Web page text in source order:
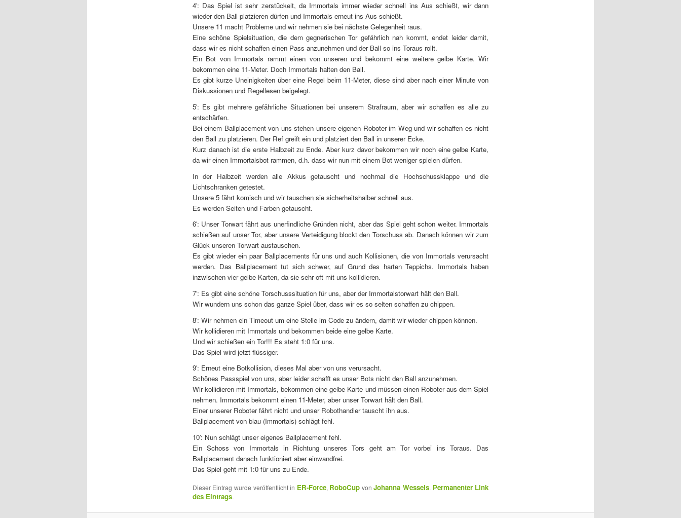
4′: Das Spiel ist sehr zerstückelt, da Immortals immer wieder schnell ins Aus schießt, wir dann
wieder den Ball platzieren dürfen und Immortals erneut ins Aus schießt.
Unsere 11 macht Probleme und wir nehmen sie bei nächste Gelegenheit raus.
Eine schöne Spielsituation, die dem gegnerischen Tor gefährlich nah kommt, endet leider damit,
dass wir es nicht schaffen einen Pass anzunehmen und der Ball so ins Toraus rollt.
Ein Bot von Immortals rammt einen von unseren und bekommt eine weitere gelbe Karte. Wir
bekommen eine 11-Meter. Doch Immortals halten den Ball.
Es gibt kurze Uneinigkeiten über eine Regel beim 11-Meter, diese sind aber nach einer Minute von
Diskussionen und Regellesen beigelegt.
5′: Es gibt mehrere gefährliche Situationen bei unserem Strafraum, aber wir schaffen es alle zu
entschärfen.
Bei einem Ballplacement von uns stehen unsere eigenen Roboter im Weg und wir schaffen es nicht
den Ball zu platzieren. Der Ref greift ein und platziert den Ball in unserer Ecke.
Kurz danach ist die erste Halbzeit zu Ende. Aber kurz davor bekommen wir noch eine gelbe Karte,
da wir einen Immortalsbot rammen, d.h. dass wir nun mit einem Bot weniger spielen dürfen.
In der Halbzeit werden alle Akkus getauscht und nochmal die Hochschussklappe und die
Lichtschranken getestet.
Unsere 5 fährt komisch und wir tauschen sie sicherheitshalber schnell aus.
Es werden Seiten und Farben getauscht.
6′: Unser Torwart fährt aus unerfindliche Gründen nicht, aber das Spiel geht schon weiter. Immortals
schießen auf unser Tor, aber unsere Verteidigung blockt den Torschuss ab. Danach können wir zum
Glück unseren Torwart austauschen.
Es gibt wieder ein paar Ballplacements für uns und auch Kollisionen, die von Immortals verursacht
werden. Das Ballplacement tut sich schwer, auf Grund des harten Teppichs. Immortals haben
inzwischen vier gelbe Karten, da sie sehr oft mit uns kollidieren.
7′: Es gibt eine schöne Torschusssituation für uns, aber der Immortalstorwart hält den Ball.
Wir wundern uns schon das ganze Spiel über, dass wir es so selten schaffen zu chippen.
8′: Wir nehmen ein Timeout um eine Stelle im Code zu ändern, damit wir wieder chippen können.
Wir kollidieren mit Immortals und bekommen beide eine gelbe Karte.
Und wir schießen ein Tor!!! Es steht 1:0 für uns.
Das Spiel wird jetzt flüssiger.
9′: Erneut eine Botkollision, dieses Mal aber von uns verursacht.
Schönes Passspiel von uns, aber leider schafft es unser Bots nicht den Ball anzunehmen.
Wir kollidieren mit Immortals, bekommen eine gelbe Karte und müssen einen Roboter aus dem Spiel
nehmen. Immortals bekommt einen 11-Meter, aber unser Torwart hält den Ball.
Einer unserer Roboter fährt nicht und unser Robothandler tauscht ihn aus.
Ballplacement von blau (Immortals) schlägt fehl.
10′: Nun schlägt unser eigenes Ballplacement fehl.
Ein Schoss von Immortals in Richtung unseres Tors geht am Tor vorbei ins Toraus. Das
Ballplacement danach funktioniert aber einwandfrei.
Das Spiel geht mit 1:0 für uns zu Ende.
Dieser Eintrag wurde veröffentlicht in ER-Force, RoboCup vonJohanna Wessels. Permanenter Link
des Eintrags.